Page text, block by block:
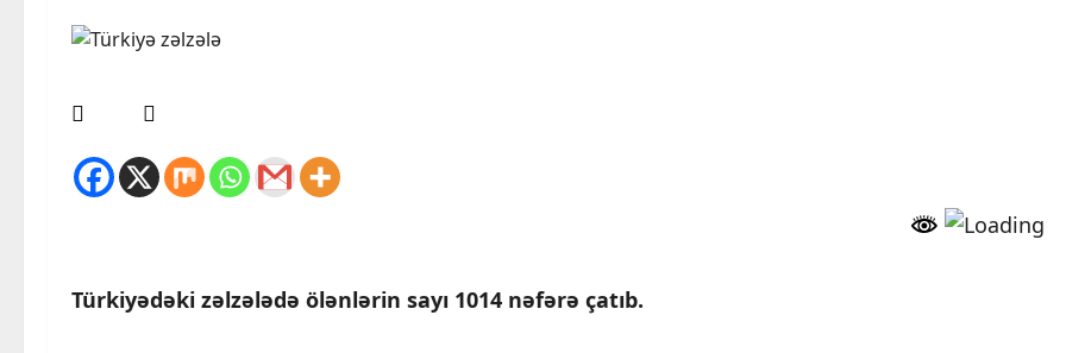
Türkiyədəki zəlzələdə ölənlərin sayı 1014 nəfərə çatıb.